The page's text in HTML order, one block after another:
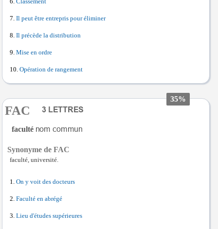
Classement
Il peut être entrepris pour éliminer
Il précède la distribution
Mise en ordre
Opération de rangement
35%
FAC
faculté
Synonyme de FAC
faculté, université.
On y voit des docteurs
Faculté en abrégé
Lieu d'études supérieures